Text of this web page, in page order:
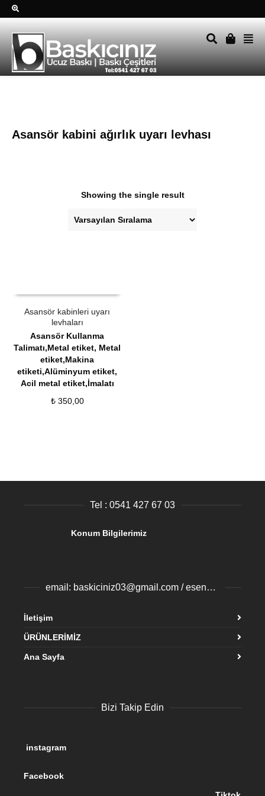
Asansör kabini ağırlık uyarı levhası
Showing the single result
Asansör kabinleri uyarı
levhaları
Asansör Kullanma
Talimatı,Metal etiket, Metal
etiket,Makina
etiketi,Alüminyum etiket,
Acil metal etiket,İmalatı
₺350,00
Tel : 0541 427 67 03
Konum Bilgilerimiz
email: baskiciniz03@gmail.com / esenyurtbaski@gmail.com
İletişim
ÜRÜNLERİMİZ
Ana Sayfa
Bizi Takip Edin
instagram
Facebook